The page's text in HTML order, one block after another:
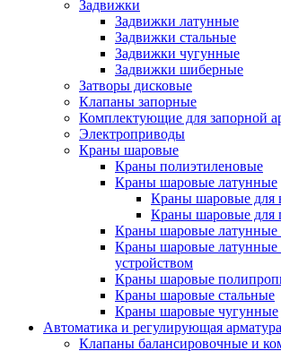
Задвижки
Задвижки латунные
Задвижки стальные
Задвижки чугунные
Задвижки шиберные
Затворы дисковые
Клапаны запорные
Комплектующие для запорной
Электроприводы
Краны шаровые
Краны полиэтиленовые
Краны шаровые латунные
Краны шаровые для
Краны шаровые для
Краны шаровые латунные
Краны шаровые латунные
устройством
Краны шаровые
Краны шаровые стальные
Краны шаровые чугунные
Автоматика и регулирующая арматура
Клапаны балансировочные и